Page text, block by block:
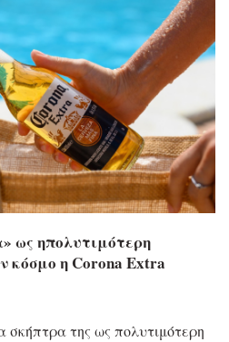
ως ηπολυτιμότερη
κόσμο η Corona Extra
σκήπτρα της ως πολυτιμότερη